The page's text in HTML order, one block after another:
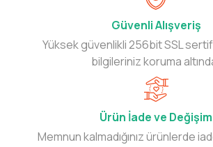
Güvenli Alışveriş
Yüksek güvenlikli 256bit SSL
bilgileriniz koruma
Ürün İade ve Değişim
Memnun kalmadığınız ürünlerde